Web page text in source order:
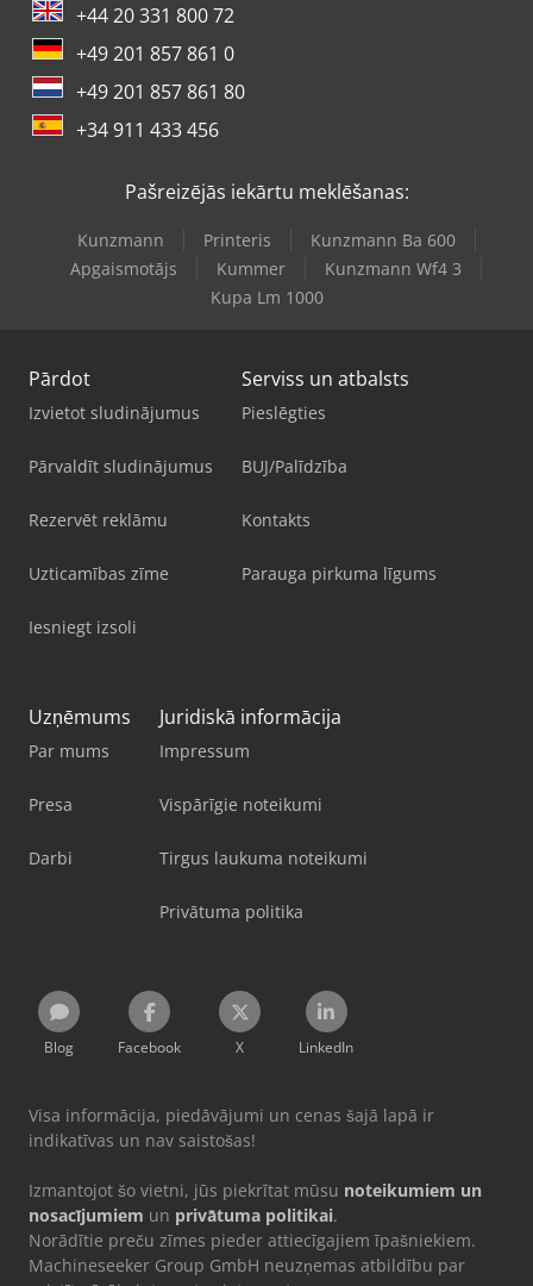
+44 20 331 800 72
+49 201 857 861 0
+49 201 857 861 80
+34 911 433 456
Pašreizējās iekārtu meklēšanas:
Kunzmann Printeris
Kunzmann Ba 600
Apgaismotājs
Kummer
Kunzmann Wf4 3
Kupa Lm 1000
Pārdot
Izvietot sludinājumus
Pārvaldīt sludinājumus
Rezervēt reklāmu
Uzticamības zīme
Iesniegt izsoli
Serviss un atbalsts
Pieslēgties
BUJ/Palīdzība
Kontakts
Parauga pirkuma līgums
Uzņēmums
Par mums
Presa
Darbi
Juridiskā informācija
Impressum
Vispārīgie noteikumi
Tirgus laukuma noteikumi
Privātuma politika
Blog Facebook X LinkedIn
Visa informācija, piedāvājumi un cenas šajā lapā ir
indikatīvas un nav saistošas!
Izmantojot šo vietni, jūs piekrītat mūsu noteikumiem un
nosacījumiem un privātuma politikai.
Norādītie preču zīmes pieder attiecīgajiem īpašniekiem.
Machineseeker Group GmbH neuzņemas atbildību par